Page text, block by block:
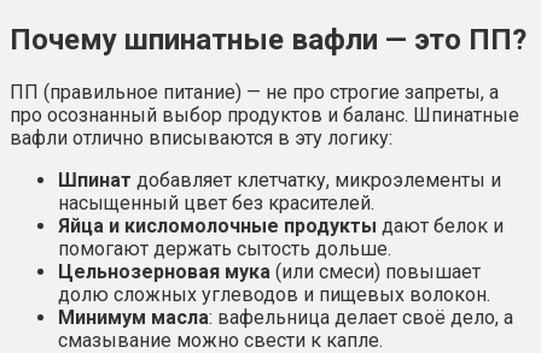
Почему шпинатные вафли — это ПП?
ПП (правильное питание) — не про строгие запреты, а
про осознанный выбор продуктов и баланс. Шпинатные
вафли отлично вписываются в эту логику:
Шпинат добавляет клетчатку, микроэлементы и
насыщенный цвет без красителей.
Яйца и кисломолочные продукты дают белок и
помогают держать сытость дольше.
Цельнозерновая мука (или смеси) повышает
долю сложных углеводов и пищевых волокон.
Минимум масла: вафельница делает своё дело, а
смазывание можно свести к капле.